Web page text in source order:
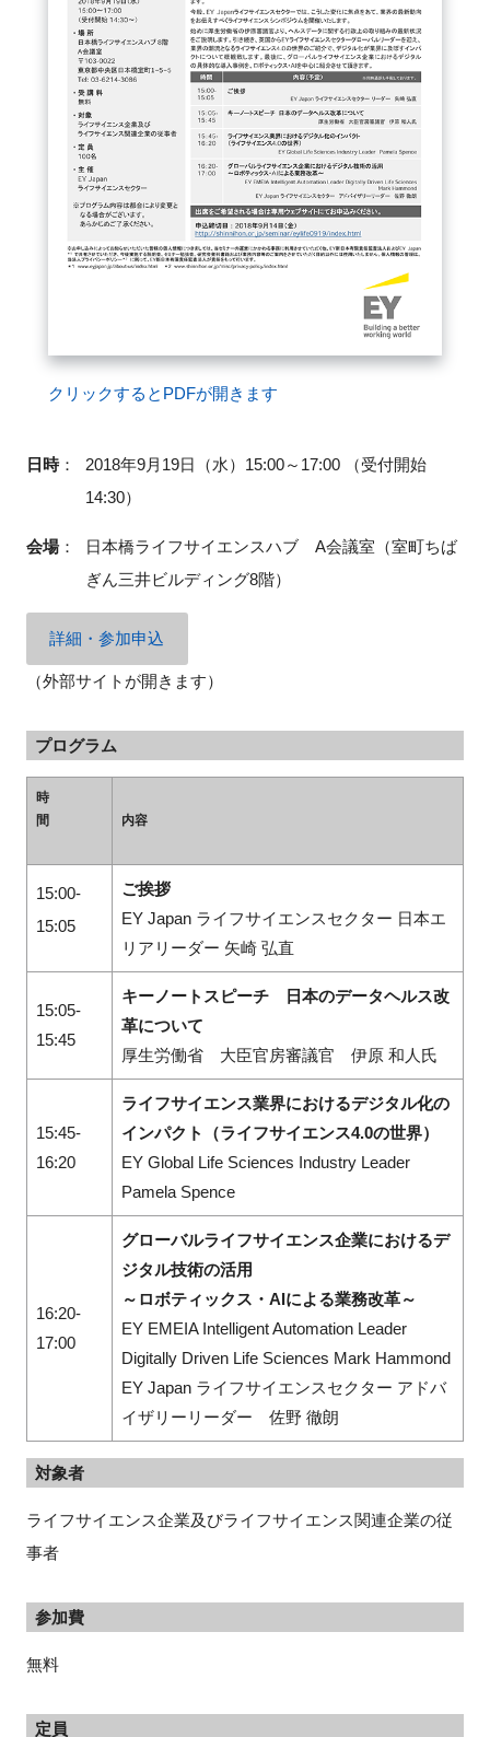
閉じる
クリックするとPDFが開きます
日時：
2018年9月19日（水）15:00～17:00 （受付開始
14:30）
会場：
日本橋ライフサイエンスハブ A会議室（室町ちば
ぎん三井ビルディング8階）
詳細・参加申込
（外部サイトが開きます）
プログラム
時
間
内容
15:00-
15:05
ご挨拶
EY Japan ライフサイエンスセクター 日本エ
リアリーダー 矢崎 弘直
15:05-
15:45
キーノートスピーチ 日本のデータヘルス改
革について
厚生労働省 大臣官房審議官 伊原 和人氏
15:45-
16:20
ライフサイエンス業界におけるデジタル化の
インパクト（ライフサイエンス4.0の世界）
EY Global Life Sciences Industry Leader
Pamela Spence
16:20-
17:00
グローバルライフサイエンス企業におけるデ
ジタル技術の活用
～ロボティックス・AIによる業務改革～
EY EMEIA Intelligent Automation Leader
Digitally Driven Life Sciences Mark Hammond
EY Japan ライフサイエンスセクター アドバ
イザリーリーダー 佐野 徹朗
対象者
ライフサイエンス企業及びライフサイエンス関連企業の従
事者
参加費
無料
定員